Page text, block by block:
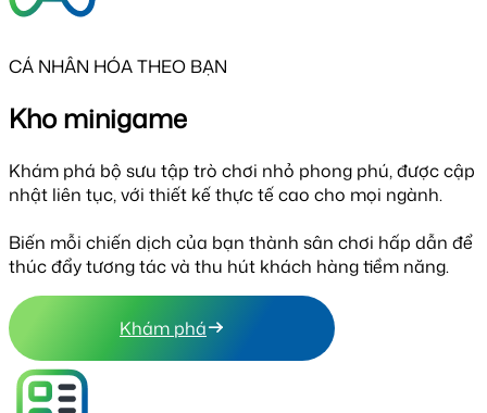
CÁ NHÂN HÓA THEO BẠN
Kho minigame
Khám phá bộ sưu tập trò chơi nhỏ phong phú, được cập
nhật liên tục, với thiết kế thực tế cao cho mọi ngành.
Biến mỗi chiến dịch của bạn thành sân chơi hấp dẫn để
thúc đẩy tương tác và thu hút khách hàng tiềm năng.
Khám phá